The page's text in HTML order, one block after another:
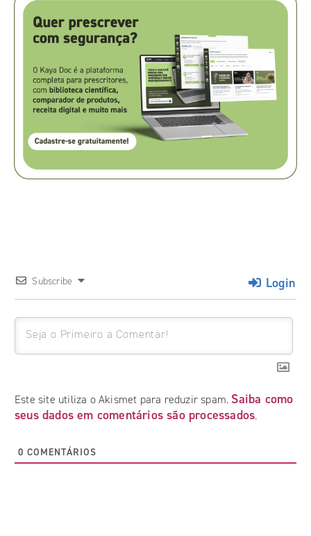
Subscribe Login
Este site utiliza o Akismet para reduzir spam. Saiba como
seus dados em comentários são processados.
0 COMENTÁRIOS